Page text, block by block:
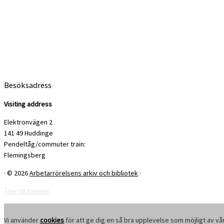
Besöksadress
Visiting address
Elektronvägen 2
141 49 Huddinge
Pendeltåg/commuter train:
Flemingsberg
· © 2026Arbetarrörelsens arkiv och bibliotek ·
Åter till toppen
Vi användercookies för att ge dig en så bra upplevelse som möjligt av